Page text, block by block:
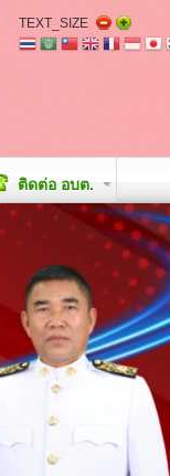
TEXT_SIZE
ติดต่อ อบต.